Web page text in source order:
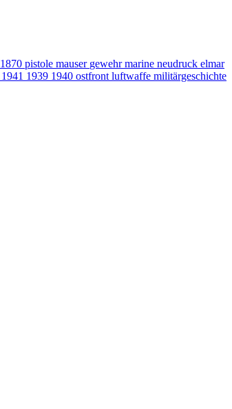
1870 pistole mauser gewehrmarine neudruck elmar
1941 1939 1940 ostfront luftwaffe militärgeschichte